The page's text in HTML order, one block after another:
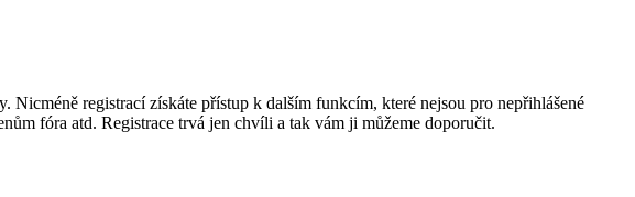
registrací získáte přístup k dalším funkcím, které nejsou pro nepřihlášené
fóra atd. Registrace trvá jen chvíli a tak vám ji můžeme doporučit.